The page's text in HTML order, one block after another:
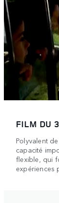
FILM DU
Polyvalent
capacité
flexible, qui
expériences